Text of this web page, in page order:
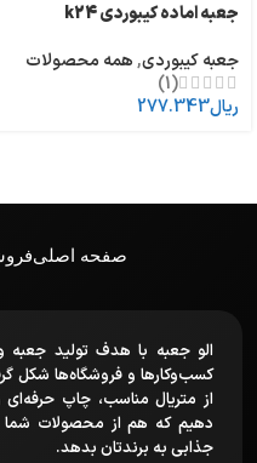
جعبه اماده کیبوردی k24
جعبه کیبوردی,همه محصولات
(1)
ریال277.343
صفحه اصلی
الو جعبه با هدف تولید جعبه
کسب‌وکارها و فروشگاه‌ها شکل
از متریال مناسب، چاپ
دهیم که هم از محصولات
جذابی به برندتان بدهد.